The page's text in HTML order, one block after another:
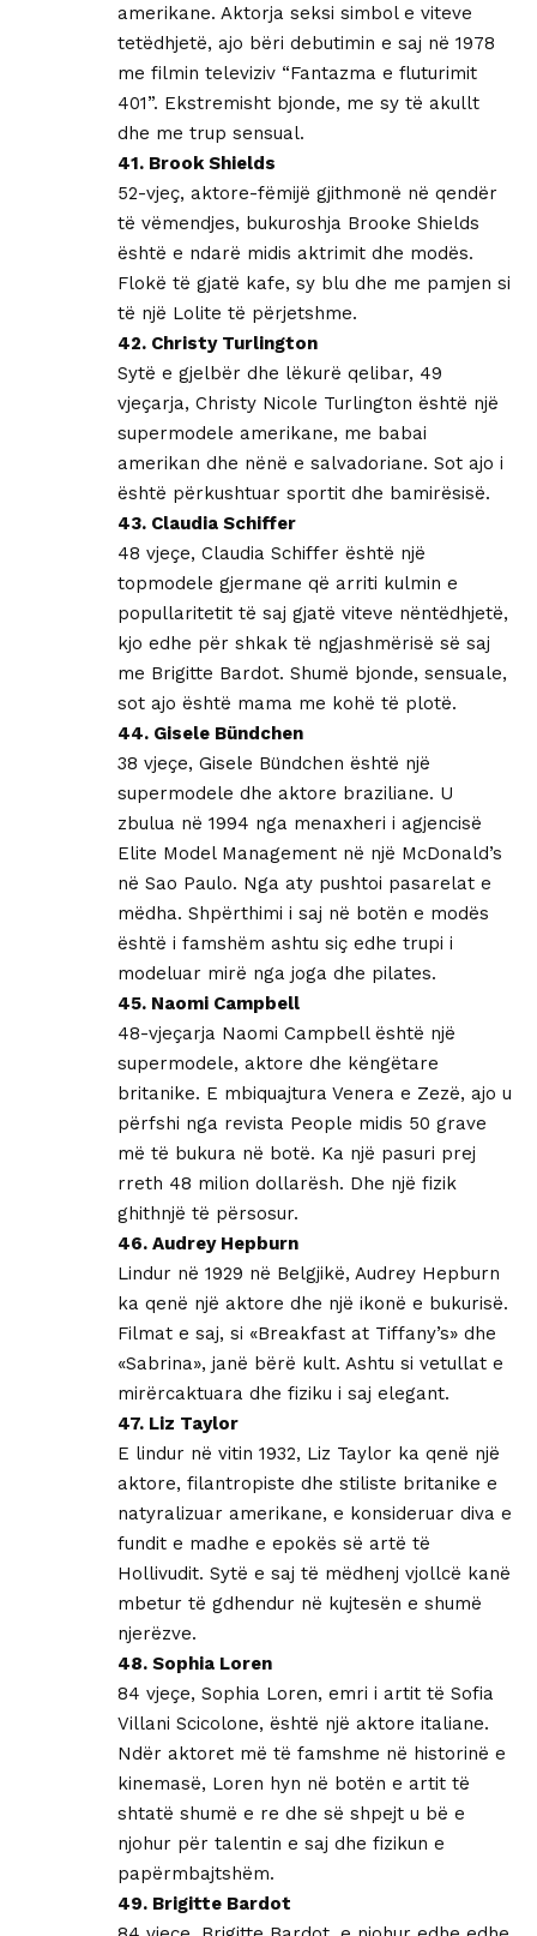
amerikane. Aktorja seksi simbol e viteve
tetëdhjetë, ajo bëri debutimin e saj në 1978
me filmin televiziv “Fantazma e fluturimit
401”. Ekstremisht bjonde, me sy të akullt
dhe me trup sensual.
41. Brook Shields
52-vjeç, aktore-fëmijë gjithmonë në qendër
të vëmendjes, bukuroshja Brooke Shields
është e ndarë midis aktrimit dhe modës.
Flokë të gjatë kafe, sy blu dhe me pamjen si
të një Lolite të përjetshme.
42. Christy Turlington
Sytë e gjelbër dhe lëkurë qelibar, 49
vjeçarja, Christy Nicole Turlington është një
supermodele amerikane, me babai
amerikan dhe nënë e salvadoriane. Sot ajo i
është përkushtuar sportit dhe bamirësisë.
43. Claudia Schiffer
48 vjeçe, Claudia Schiffer është një
topmodele gjermane që arriti kulmin e
popullaritetit të saj gjatë viteve nëntëdhjetë,
kjo edhe për shkak të ngjashmërisë së saj
me Brigitte Bardot. Shumë bjonde, sensuale,
sot ajo është mama me kohë të plotë.
44. Gisele Bündchen
38 vjeçe, Gisele Bündchen është një
supermodele dhe aktore braziliane. U
zbulua në 1994 nga menaxheri i agjencisë
Elite Model Management në një McDonald’s
në Sao Paulo. Nga aty pushtoi pasarelat e
mëdha. Shpërthimi i saj në botën e modës
është i famshëm ashtu siç edhe trupi i
modeluar mirë nga joga dhe pilates.
45. Naomi Campbell
48-vjeçarja Naomi Campbell është një
supermodele, aktore dhe këngëtare
britanike. E mbiquajtura Venera e Zezë, ajo u
përfshi nga revista People midis 50 grave
më të bukura në botë. Ka një pasuri prej
rreth 48 milion dollarësh. Dhe një fizik
ghithnjë të përsosur.
46. Audrey Hepburn
Lindur në 1929 në Belgjikë, Audrey Hepburn
ka qenë një aktore dhe një ikonë e bukurisë.
Filmat e saj, si «Breakfast at Tiffany’s» dhe
«Sabrina», janë bërë kult. Ashtu si vetullat e
mirërcaktuara dhe fiziku i saj elegant.
47. Liz Taylor
E lindur në vitin 1932, Liz Taylor ka qenë një
aktore, filantropiste dhe stiliste britanike e
natyralizuar amerikane, e konsideruar diva e
fundit e madhe e epokës së artë të
Hollivudit. Sytë e saj të mëdhenj vjollcë kanë
mbetur të gdhendur në kujtesën e shumë
njerëzve.
48. Sophia Loren
84 vjeçe, Sophia Loren, emri i artit të Sofia
Villani Scicolone, është një aktore italiane.
Ndër aktoret më të famshme në historinë e
kinemasë, Loren hyn në botën e artit të
shtatë shumë e re dhe së shpejt u bë e
njohur për talentin e saj dhe fizikun e
papërmbajtshëm.
49. Brigitte Bardot